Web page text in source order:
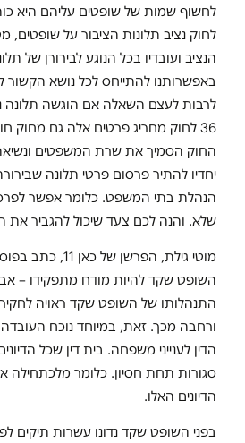
לחוק נציב תלונות הציבור על שופטים,
הנציב ועובדיו בכל הנוגע לבירורן של
באפשרותנו להתייחס לכל נושא הקשור
לרבות לעצם השאלה אם הוגשה תלונה
36 לחוק מחריג פרטים אלה גם מחוק
החוק הסמיך את שרת המשפטים
יחדיו להתיר פרסום פרטי תלונה
הנהלת בתי המשפט. כלומר אפשר
שלא. והנה לכם צעד שיכול להגביר את
מוטי גילת, הפרשן של
השופט שקד להיות מודח מתפקידו –
התנהלותו של השופט שקד ראויה
ורחבה מכך. זאת, במיוחד נוכח
הדין לענייני משפחה. בית דין שכל
סגורות תחת חסיון. כלומר מלכתחילה
הדיונים האלו.
בפני השופט שקד נדונו עשרות תיקים